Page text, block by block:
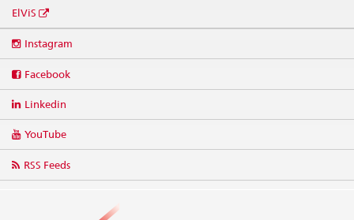
ElViS
media
Instagram
Facebook
Linkedin
YouTube
RSS Feeds